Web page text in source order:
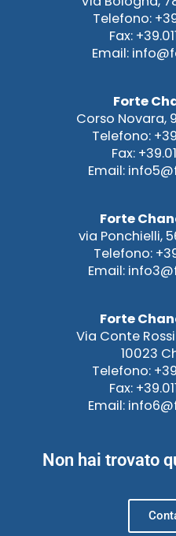
Telefono:
Fax:
Email:
Forte
Corso Novara,
Telefono:
Fax:
Email:
Forte
via Ponchielli,
Telefono:
Email:
Forte
Via Conte
10023
Telefono:
Fax:
Email:
Non hai trovato